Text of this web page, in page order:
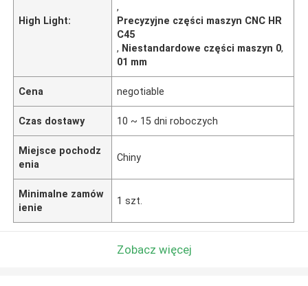
High Light:
,
Precyzyjne części maszyn CNC HR
C45
, Niestandardowe części maszyn 0,
01 mm
Cena negotiable
Czas dostawy 10 ~ 15 dni roboczych
Miejsce pochodz
enia
Chiny
Minimalne zamów
ienie
1 szt.
Zobacz więcej